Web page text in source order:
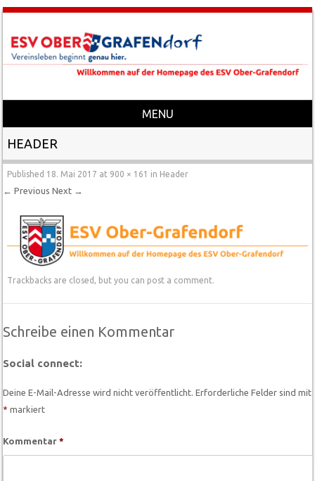
MENU
Skip to content
HEADER
Published 18. Mai 2017 at 900 × 161 in Header
← Previous Next →
Trackbacks are closed, but you can post a comment.
Schreibe einen Kommentar
Social connect:
Deine E-Mail-Adresse wird nicht veröffentlicht. Erforderliche Felder sind mit
* markiert
Kommentar*